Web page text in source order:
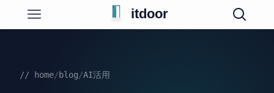
itdoor
// home/blog/AI活用